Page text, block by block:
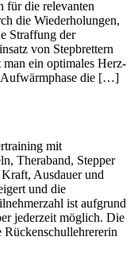
für die relevanten
die Wiederholungen,
Straffung der
von Stepbrettern
ein optimales Herz-
Aufwärmphase die […]
mit
Theraband, Stepper
Ausdauer und
und die
ist aufgrund
jederzeit möglich. Die